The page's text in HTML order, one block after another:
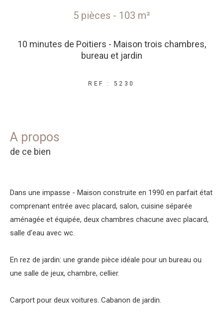
5 pièces - 103 m²
10 minutes de Poitiers - Maison trois chambres,
bureau et jardin
REF : 5230
a propos
de ce bien
Dans une impasse - Maison construite en 1990 en parfait état
comprenant entrée avec placard, salon, cuisine séparée
aménagée et équipée, deux chambres chacune avec placard,
salle d'eau avec wc.
En rez de jardin: une grande pièce idéale pour un bureau ou
une salle de jeux, chambre, cellier.
Carport pour deux voitures. Cabanon de jardin.